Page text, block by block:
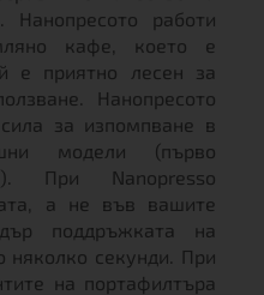
Нанопресото работи
кафе, което е
е приятно лесен за
Нанопресото
за изпомпване в
модели (първо
При Nanopresso
а не във вашите
поддръжката на
няколко секунди. При
на портафилтъра